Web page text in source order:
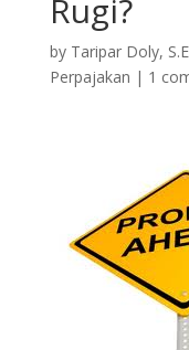
Rugi?
by Taripar Doly,
Perpajakan | 1